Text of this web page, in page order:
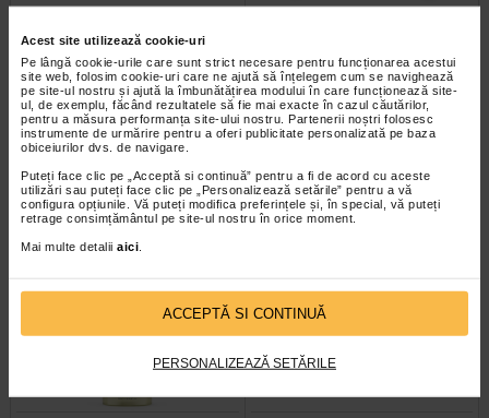
Acest site utilizează cookie-uri
Pe lângă cookie-urile care sunt strict necesare pentru funcționarea acestui
site web, folosim cookie-uri care ne ajută să înțelegem cum se navighează
pe site-ul nostru și ajută la îmbunătățirea modului în care funcționează site-
ul, de exemplu, făcând rezultatele să fie mai exacte în cazul căutărilor,
pentru a măsura performanța site-ului nostru. Partenerii noștri folosesc
instrumente de urmărire pentru a oferi publicitate personalizată pe baza
obiceiurilor dvs. de navigare.
Puteți face clic pe „Acceptă si continuă” pentru a fi de acord cu aceste
utilizări sau puteți face clic pe „Personalizează setările” pentru a vă
configura opțiunile. Vă puteți modifica preferințele și, în special, vă puteți
retrage consimțământul pe site-ul nostru în orice moment.
Mai multe detalii aici
ACCEPTĂ SI CONTINUĂ
PERSONALIZEAZĂ SETĂRILE
Baton proteic cu aroma de
alune de padure, 30 g…
Batonul proteic Naturalis cu aroma
de alune de padure este formulat
Baton nutritiv cu fulgi de ovaz,
arahide, vitamine, 30 g…
Batonul nutritiv Naturalis cu fulgi de